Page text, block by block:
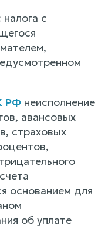
с
РФ неисполнение
авансовых
страховых
основанием для
об уплате